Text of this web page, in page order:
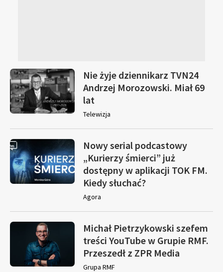
Nie żyje dziennikarz TVN24
Andrzej Morozowski. Miał 69
lat
Telewizja
Nowy serial podcastowy
„Kurierzy śmierci” już
dostępny w aplikacji TOK FM.
Kiedy słuchać?
Agora
Michał Pietrzykowski szefem
treści YouTube w Grupie RMF.
Przeszedł z ZPR Media
Grupa RMF